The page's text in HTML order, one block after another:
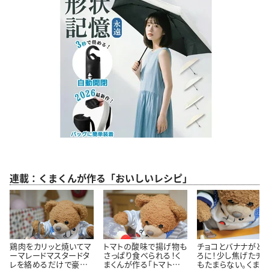
連載：くまくんが作る「おいしいレシピ」
鶏肉をカリッと焼いてマ
ーマレードマスタードタ
レを絡めるだけで豪華
トマトの酸味で揚げ物も
さっぱり食べられる！く
まくんが作る「トマトタル
チョコとバナナがと
ろに！少し焦げたチ
もたまらない。くまく